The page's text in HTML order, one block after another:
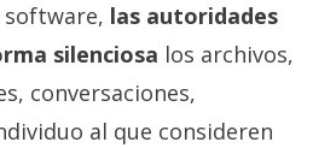
software, las autoridades
silenciosa los archivos,
conversaciones,
al que consideren